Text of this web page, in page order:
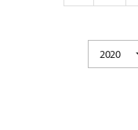
2020